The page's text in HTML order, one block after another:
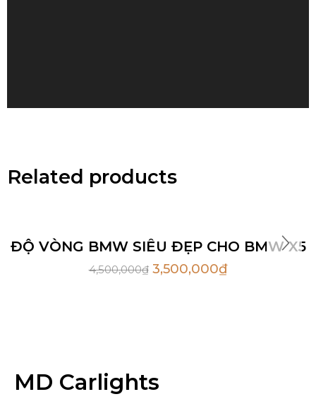
Related products
Hot
ĐỘ VÒNG BMW SIÊU ĐẸP CHO BMW X5
4,500,000₫ 3,500,000₫
MD Carlights